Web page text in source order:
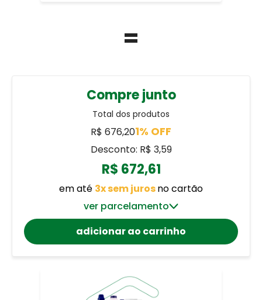
=
Compre junto
Total dos produtos
R$ 676,201% OFF
Desconto: R$ 3,59
R$ 672,61
em até 3x sem jurosno cartão
ver parcelamento
adicionar ao carrinho